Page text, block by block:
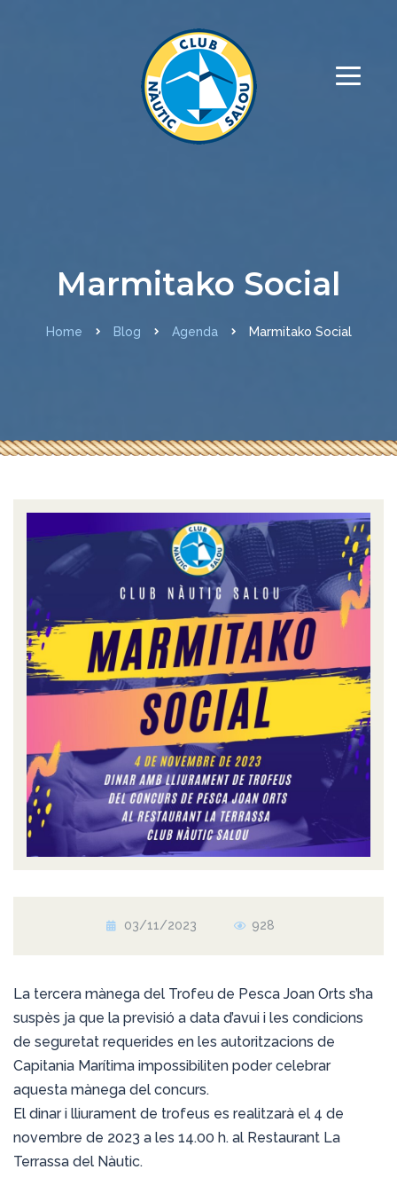
Marmitako Social
Home Blog Agenda Marmitako Social
03/11/2023 928
La tercera mànega del Trofeu de Pesca Joan Orts s’ha
suspès ja que la previsió a data d’avui i les condicions
de seguretat requerides en les autoritzacions de
Capitania Marítima impossibiliten poder celebrar
aquesta mànega del concurs.
El dinar i lliurament de trofeus es realitzarà el 4 de
novembre de 2023 a les 14.00 h. al Restaurant La
Terrassa del Nàutic.